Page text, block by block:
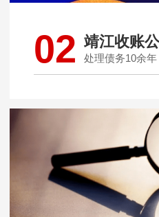
02 靖江收账
处理债务10余